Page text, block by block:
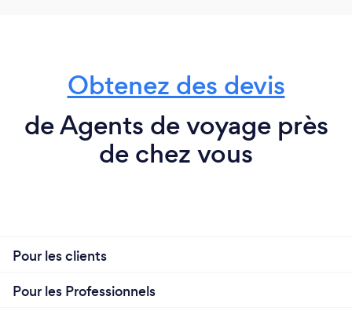
Obtenez des devis
de Agents de voyage près
de chez vous
Pour les clients
Pour les Professionnels